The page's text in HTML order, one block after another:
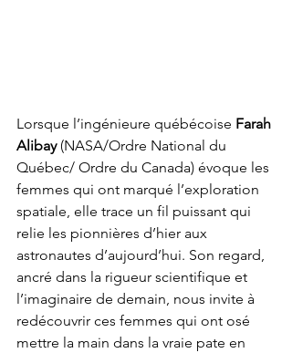
Lorsque l’ingénieure québécoise Farah
Alibay (NASA/Ordre National du
Québec/ Ordre du Canada) évoque les
femmes qui ont marqué l’exploration
spatiale, elle trace un fil puissant qui
relie les pionnières d’hier aux
astronautes d’aujourd’hui. Son regard,
ancré dans la rigueur scientifique et
l’imaginaire de demain, nous invite à
redécouvrir ces femmes qui ont osé
mettre la main dans la vraie pate en